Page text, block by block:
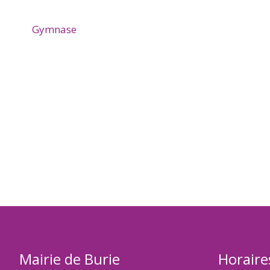
Gymnase
Mairie de Burie